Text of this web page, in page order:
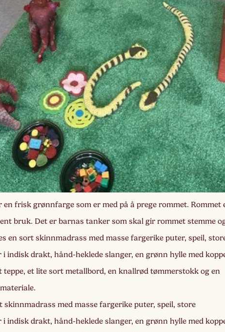
en frisk grønnfarge som er med på å prege rommet. Rommet
bruk. Det er barnas tanker som skal gir rommet stemme
en sort skinnmadrass med masse fargerike puter, speil,
indisk drakt, hånd-heklede slanger, en grønn hylle med
et lite sort metallbord, en knallrød tømmerstokk og en
skinnmadrass med masse fargerike puter, speil, store
indisk drakt, hånd-heklede slanger, en grønn hylle med